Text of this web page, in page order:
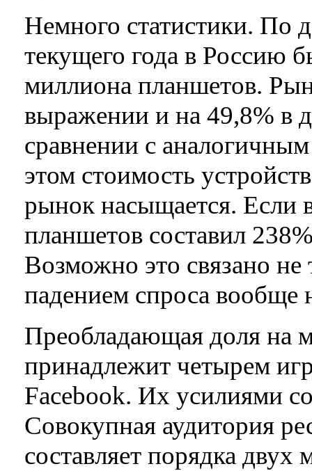
Немного статистики. По
текущего года в Россию
миллиона планшетов.
выражении и на 49,8% в
сравнении с
этом стоимость
рынок насыщается. Если
планшетов составил
Возможно это связано
падением спроса вообще
Преобладающая доля на
принадлежит четырем
Facebook. Их усилиями
Совокупная аудитория
составляет порядка двух